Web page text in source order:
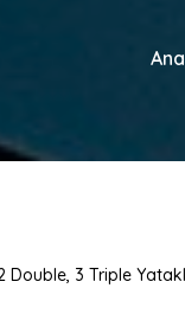
3 Triple